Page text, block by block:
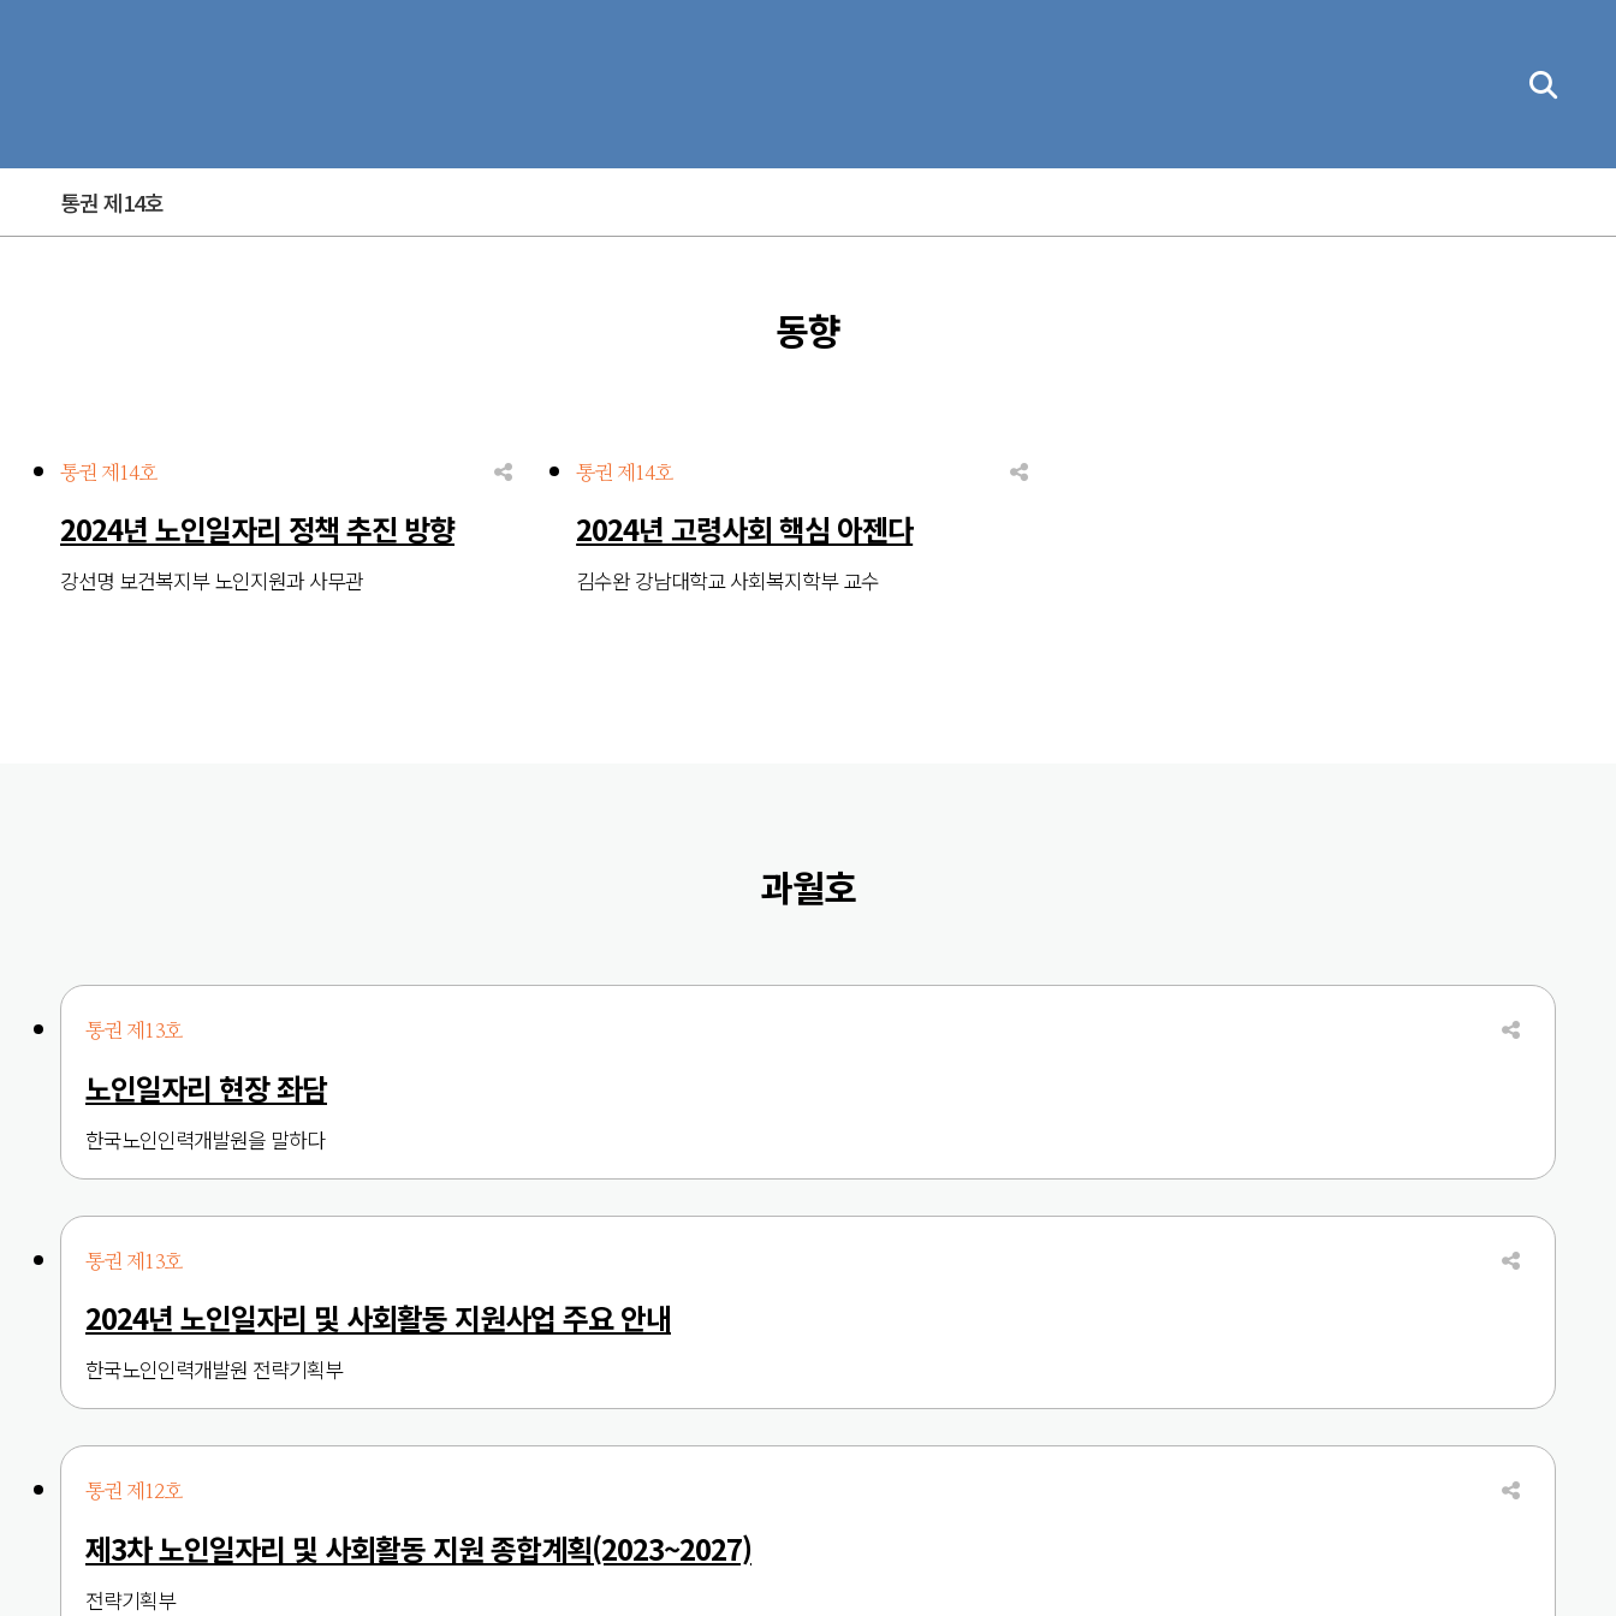
통권 제14호
동향
통권 제14호
2024년 노인일자리 정책 추진 방향
강선명 보건복지부 노인지원과 사무관
통권 제14호
2024년 고령사회 핵심 아젠다
김수완 강남대학교 사회복지학부 교수
과월호
통권 제13호
노인일자리 현장 좌담
한국노인인력개발원을 말하다
통권 제13호
2024년 노인일자리 및 사회활동 지원사업 주요 안내
한국노인인력개발원 전략기획부
통권 제12호
제3차 노인일자리 및 사회활동 지원 종합계획(2023~2027)
전략기획부